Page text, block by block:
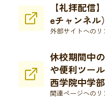
【礼拝配信
eチャンネル）
外部サイトへのリ
休校期間中
や便利ツー
西学院中学部
関連ページへのリ